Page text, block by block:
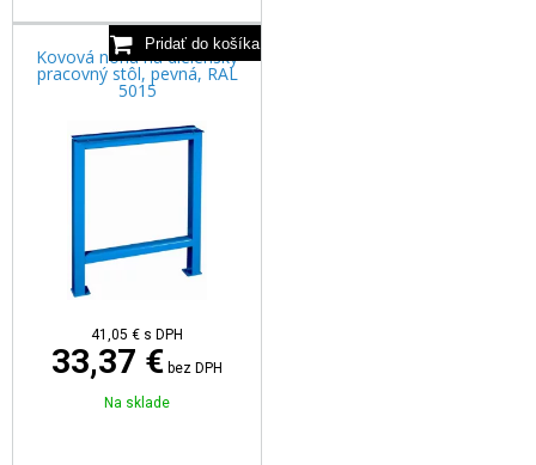
Kovová noha na dielenský
pracovný stôl, pevná, RAL
5015
41,05 € s DPH
33,37 € bez DPH
Na sklade